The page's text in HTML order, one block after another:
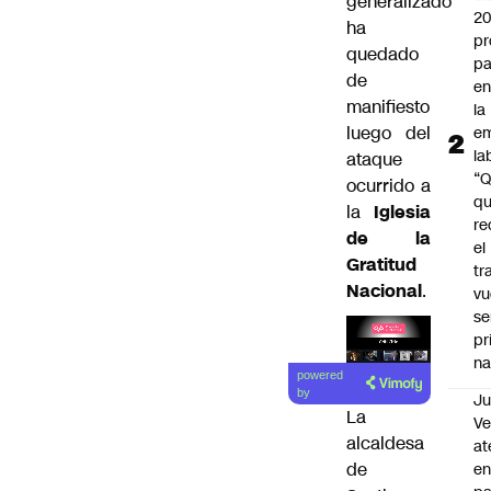
ha
quedado
de
manifiesto
luego del
ataque
ocurrido a
la Iglesia
de la
Gratitud
Nacional.
Lea el
artículo
powered
by
La
alcaldesa
de
20
la
el